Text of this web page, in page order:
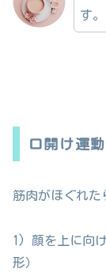
す。
口開け運
筋肉がほぐれた
1) 顔を上に向
形）